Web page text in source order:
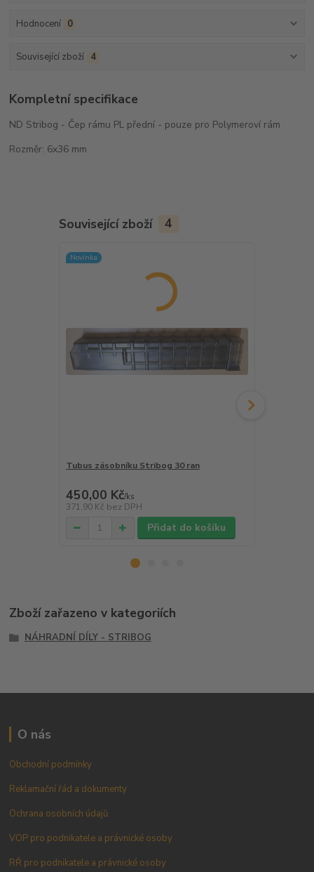
Hodnocení 0
Související zboží 4
Kompletní specifikace
ND Stribog - Čep rámu PL přední - pouze pro Polymeroví rám
Rozměr: 6x36 mm
Související zboží 4
Novinka
Tubus zásobníku Stribog 30 ran
450,00 Kč/ks
371,90 Kč bez DPH
Přidat do košíku
Zboží zařazeno v kategoriích
NÁHRADNÍ DÍLY - STRIBOG
O nás
Obchodní podmínky
Reklamační řád a dokumenty
Ochrana osobních údajů
VOP pro podnikatele a právnické osoby
RŘ pro podnikatele a právnické osoby